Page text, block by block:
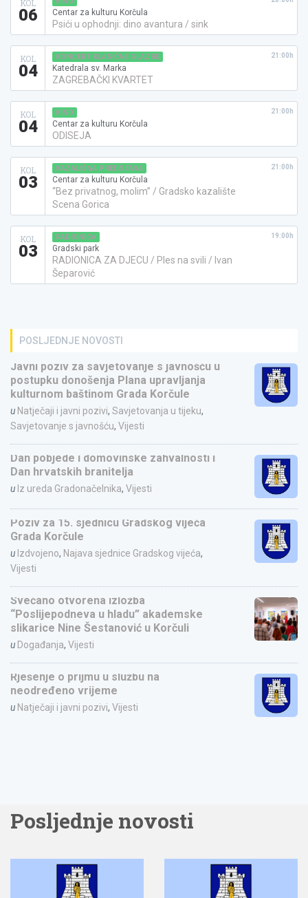
KOL
06 Centar za kulturu Korčula
Psići u ophodnji: dino avantura / sink
KOL
04
KONCERT KLASIČNE GLAZBE
Katedrala sv. Marka
ZAGREBAČKI KVARTET
21:00h
KOL
04
KINO
Centar za kulturu Korčula
ODISEJA
21:00h
KOL
03
KAZALIŠNA PREDSTAVA
Centar za kulturu Korčula
“Bez privatnog, molim” / Gradsko kazalište
Scena Gorica
21:00h
KOL
03
RADIONICA
Gradski park
RADIONICA ZA DJECU / Ples na svili / Ivan
Šeparović
19:00h
POSLJEDNJE NOVOSTI
Javni poziv za savjetovanje s javnošću u
postupku donošenja Plana upravljanja
kulturnom baštinom Grada Korčule
u Natječaji i javni pozivi, Savjetovanja u tijeku,
Savjetovanje s javnošću, Vijesti
Dan pobjede i domovinske zahvalnosti i
Dan hrvatskih branitelja
u Iz ureda Gradonačelnika, Vijesti
Poziv za 15. sjednicu Gradskog vijeća
Grada Korčule
u Izdvojeno, Najava sjednice Gradskog vijeća,
Vijesti
Svečano otvorena izložba
“Poslijepodneva u hladu” akademske
slikarice Nine Šestanović u Korčuli
u Događanja, Vijesti
Rješenje o prijmu u službu na
neodređeno vrijeme
u Natječaji i javni pozivi, Vijesti
Posljednje novosti